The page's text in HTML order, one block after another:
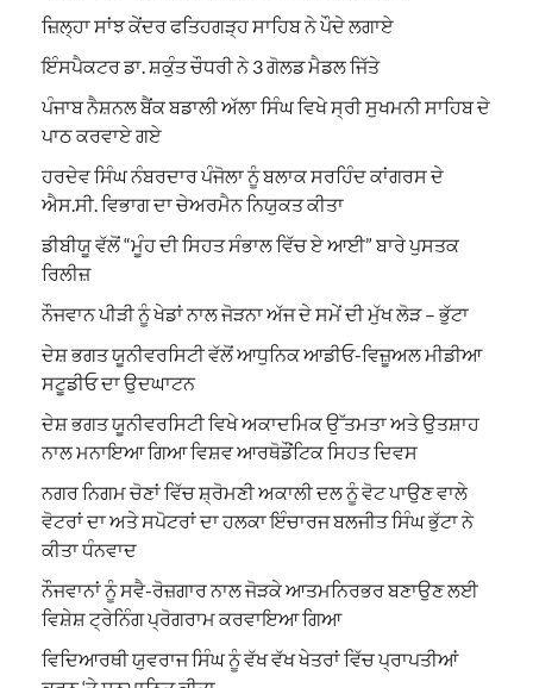
ਜ਼ਿਲ੍ਹਾ ਸਾਂਝ ਕੇਂਦਰ ਫਤਿਹਗੜ੍ਹ ਸਾਹਿਬ ਨੇ ਪੌਦੇ ਲਗਾਏ
ਇੰਸਪੈਕਟਰ ਡਾ. ਸ਼ਕੁੰਤ ਚੌਧਰੀ ਨੇ 3 ਗੋਲਡ ਮੈਡਲ ਜਿੱਤੇ
ਪੰਜਾਬ ਨੈਸ਼ਨਲ ਬੈਂਕ ਬਡਾਲੀ ਅੱਲਾ ਸਿੰਘ ਵਿਖੇ ਸ੍ਰੀ ਸੁਖਮਨੀ ਸਾਹਿਬ ਦੇ
ਪਾਠ ਕਰਵਾਏ ਗਏ
ਹਰਦੇਵ ਸਿੰਘ ਨੰਬਰਦਾਰ ਪੰਜੋਲਾ ਨੂੰ ਬਲਾਕ ਸਰਹਿੰਦ ਕਾਂਗਰਸ ਦੇ
ਐਸ.ਸੀ. ਵਿਭਾਗ ਦਾ ਚੇਅਰਮੈਨ ਨਿਯੁਕਤ ਕੀਤਾ
ਡੀਬੀਯੂ ਵੱਲੋਂ “ਮੂੰਹ ਦੀ ਸਿਹਤ ਸੰਭਾਲ ਵਿੱਚ ਏ ਆਈ” ਬਾਰੇ ਪੁਸਤਕ
ਰਿਲੀਜ਼
ਨੌਜਵਾਨ ਪੀੜੀ ਨੂੰ ਖੇਡਾਂ ਨਾਲ ਜੋੜਨਾ ਅੱਜ ਦੇ ਸਮੇਂ ਦੀ ਮੁੱਖ ਲੋੜ – ਭੁੱਟਾ
ਦੇਸ਼ ਭਗਤ ਯੂਨੀਵਰਸਿਟੀ ਵੱਲੋਂ ਆਧੁਨਿਕ ਆਡੀਓ-ਵਿਜ਼ੂਅਲ ਮੀਡੀਆ
ਸਟੂਡੀਓ ਦਾ ਉਦਘਾਟਨ
ਦੇਸ਼ ਭਗਤ ਯੂਨੀਵਰਸਿਟੀ ਵਿਖੇ ਅਕਾਦਮਿਕ ਉੱਤਮਤਾ ਅਤੇ ਉਤਸ਼ਾਹ
ਨਾਲ ਮਨਾਇਆ ਗਿਆ ਵਿਸ਼ਵ ਆਰਥੋਡੌਂਟਿਕ ਸਿਹਤ ਦਿਵਸ
ਨਗਰ ਨਿਗਮ ਚੋਣਾਂ ਵਿੱਚ ਸ਼੍ਰੋਮਣੀ ਅਕਾਲੀ ਦਲ ਨੂੰ ਵੋਟ ਪਾਉਣ ਵਾਲੇ
ਵੋਟਰਾਂ ਦਾ ਅਤੇ ਸਪੋਟਰਾਂ ਦਾ ਹਲਕਾ ਇੰਚਾਰਜ ਬਲਜੀਤ ਸਿੰਘ ਭੁੱਟਾ ਨੇ
ਕੀਤਾ ਧੰਨਵਾਦ
ਨੌਜਵਾਨਾਂ ਨੂੰ ਸਵੈ-ਰੋਜ਼ਗਾਰ ਨਾਲ ਜੋੜਕੇ ਆਤਮਨਿਰਭਰ ਬਣਾਉਣ ਲਈ
ਵਿਸ਼ੇਸ਼ ਟ੍ਰੇਨਿੰਗ ਪ੍ਰੋਗਰਾਮ ਕਰਵਾਇਆ ਗਿਆ
ਵਿਦਿਆਰਥੀ ਯੁਵਰਾਜ ਸਿੰਘ ਨੂੰ ਵੱਖ ਵੱਖ ਖੇਤਰਾਂ ਵਿੱਚ ਪ੍ਰਾਪਤੀਆਂ